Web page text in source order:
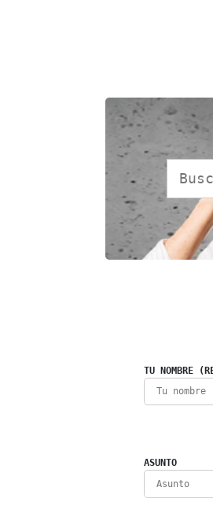
TU NOMBRE
ASUNTO